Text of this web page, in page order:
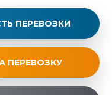
ПЕРЕВОЗКИ
ПЕРЕВОЗКУ